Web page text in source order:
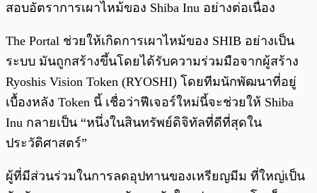
สอบอัตราการเผาไหม้ของ Shiba Inu อย่างต่อเนื่อง
The Portal ช่วยให้เกิดการเผาไหม้ของ SHIB อย่างเป็น
ระบบ มันถูกสร้างขึ้นโดยได้รับความร่วมมือจากผู้สร้าง
Ryoshis Vision Token (RYOSHI) โดยทีมนักพัฒนาที่อยู่
เบื้องหลัง Token นี้ เชื่อว่าฟีเจอร์ใหม่นี้จะช่วยให้ Shiba
Inu กลายเป็น “หนึ่งในสินทรัพย์ดิจิทัลที่ดีที่สุดใน
ประวัติศาสตร์”
ผู้ที่มีส่วนร่วมในการลดอุปทานของเหรียญมีม ที่ใหญ่เป็น